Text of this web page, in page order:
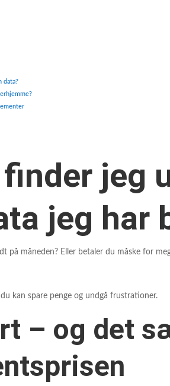
data?
jeg
jeg har
måneden? Eller betaler du måske for
kan spare penge og undgå frustrationer.
– og det